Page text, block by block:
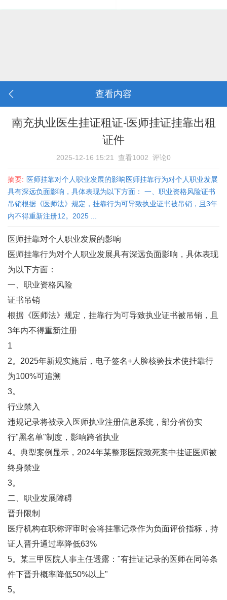
查看内容
南充执业医生挂证租证-医师挂证挂靠出租
证件
2025-12-16 15:21 查看1002 评论0
摘要: 医师挂靠对个人职业发展的影响医师挂靠行为对个人职业发展
具有深远负面影响，具体表现为以下方面： 一、职业资格风险‌证书
吊销‌根据《医师法》规定，挂靠行为可导致执业证书被吊销，且3年
内不得重新注册‌12。2025 ...
医师挂靠对个人职业发展的影响
医师挂靠行为对个人职业发展具有深远负面影响，具体表现
为以下方面：
一、职业资格风险
‌证书吊销‌
根据《医师法》规定，挂靠行为可导致执业证书被吊销，且
3年内不得重新注册‌
1
2。2025年新规实施后，电子签名+人脸核验技术使挂靠行
为100%可追溯‌
3。
‌行业禁入‌
违规记录将被录入医师执业注册信息系统，部分省份实
行"黑名单"制度，影响跨省执业‌
4。典型案例显示，2024年某整形医院致死案中挂证医师被
终身禁业‌
3。
二、职业发展障碍
‌晋升限制‌
医疗机构在职称评审时会将挂靠记录作为负面评价指标，持
证人晋升通过率降低63%‌
5。某三甲医院人事主任透露："有挂证记录的医师在同等条
件下晋升概率降低50%以上"‌
5。